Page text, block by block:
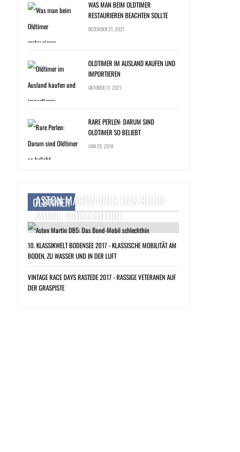
WAS MAN BEIM OLDTIMER
RESTAURIEREN BEACHTEN SOLLTE
DEZEMBER 21, 2021
OLDTIMER IM AUSLAND KAUFEN UND
IMPORTIEREN
OKTOBER 11, 2021
RARE PERLEN: DARUM SIND
OLDTIMER SO BELIEBT
JUNI 20, 2018
OLDTIMER
ASTON MARTIN DB5: DAS BOND-
MOBIL SCHLECHTHIN
10. KLASSIKWELT BODENSEE 2017 - KLASSISCHE MOBILITÄT AM
BODEN, ZU WASSER UND IN DER LUFT
VINTAGE RACE DAYS RASTEDE 2017 - RASSIGE VETERANEN AUF
DER GRASPISTE